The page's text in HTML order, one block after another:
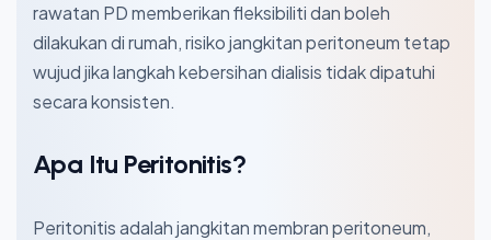
rawatan PD memberikan fleksibiliti dan boleh
dilakukan di rumah, risiko jangkitan peritoneum tetap
wujud jika langkah kebersihan dialisis tidak dipatuhi
secara konsisten.
Apa Itu Peritonitis?
Peritonitis adalah jangkitan membran peritoneum,